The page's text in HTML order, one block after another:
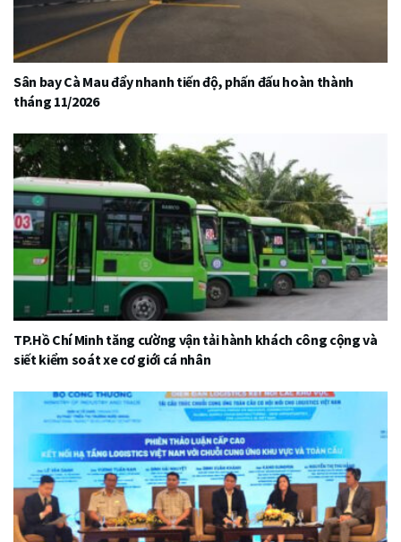
Sân bay Cà Mau đẩy nhanh tiến độ, phấn đấu hoàn thành
tháng 11/2026
TP.Hồ Chí Minh tăng cường vận tải hành khách công cộng và
siết kiểm soát xe cơ giới cá nhân